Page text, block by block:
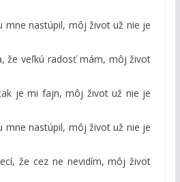
nastúpil, môj život už nie je
že veľkú radosť mám, môj život
je mi fajn, môj život už nie je
nastúpil, môj život už nie je
že cez ne nevidím, môj život